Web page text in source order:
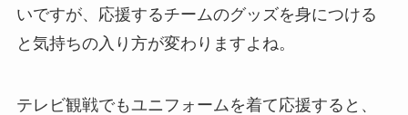
いですが、応援するチームのグッズを身につける
と気持ちの入り方が変わりますよね。
テレビ観戦でもユニフォームを着て応援すると、